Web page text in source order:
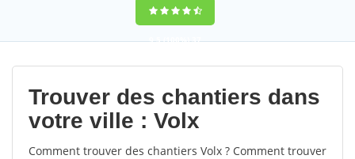
9,5(100%)37
votes
Trouver des chantiers dans
votre ville : Volx
Comment trouver des chantiers Volx ? Comment trouver